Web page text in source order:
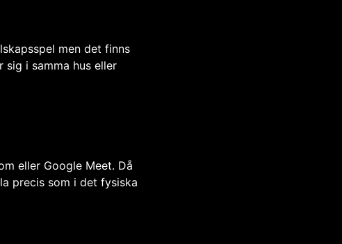
men det finns
i samma hus eller
eller Google Meet. Då
precis som i det fysiska